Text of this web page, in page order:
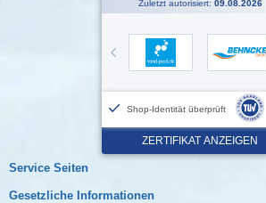
Service Seiten
Gesetzliche Informationen